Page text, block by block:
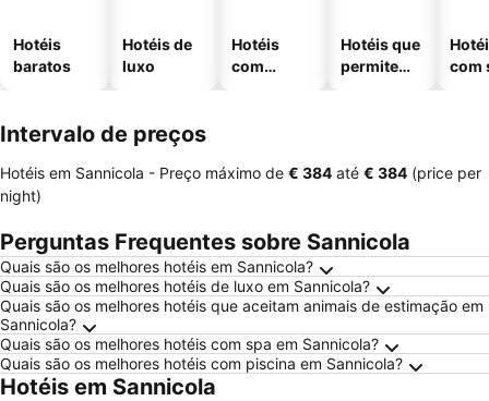
Hotéis
baratos
Hotéis de
luxo
Hotéis
com
Hotéis que
permitem
com
Intervalo de preços
Hotéis em Sannicola - Preço máximo de ‎€ 384 até ‎€ 384 (price per
night)
Perguntas Frequentes sobre Sannicola
Quais são os melhores hotéis em Sannicola?
Quais são os melhores hotéis de luxo em Sannicola?
Quais são os melhores hotéis que aceitam animais de estimação em
Sannicola?
Quais são os melhores hotéis com spa em Sannicola?
Quais são os melhores hotéis com piscina em Sannicola?
Hotéis em Sannicola